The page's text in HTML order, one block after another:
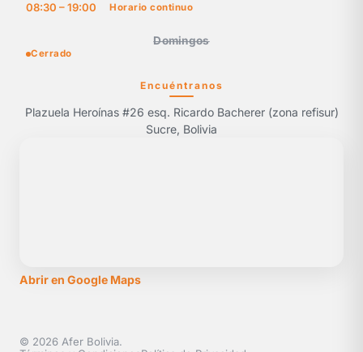
08:30 – 19:00
Horario continuo
Domingos
Cerrado
Encuéntranos
Plazuela Heroínas #26 esq. Ricardo Bacherer (zona refisur)
Sucre, Bolivia
Abrir en Google Maps
© 2026 Afer Bolivia.